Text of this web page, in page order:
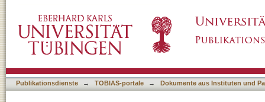
und deren Wechselwirkung mit
Publikationsdienste → TOBIAS-portale → Dokumente aus Instituten und